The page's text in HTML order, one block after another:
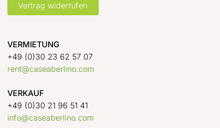
Vertrag widerrufen
VERMIETUNG
+49 (0)30 23 62 57 07
rent@caseaberlino.com
VERKAUF
+49 (0)30 21 96 51 41
info@caseaberlino.com